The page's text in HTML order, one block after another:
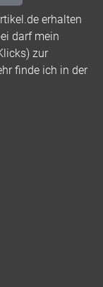
erhalten
darf mein
zur
finde ich in der